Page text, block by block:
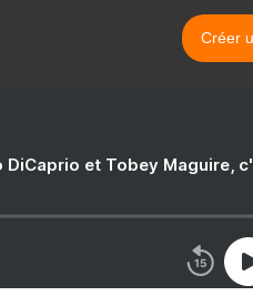
Créer
DiCaprio et Tobey Maguire,